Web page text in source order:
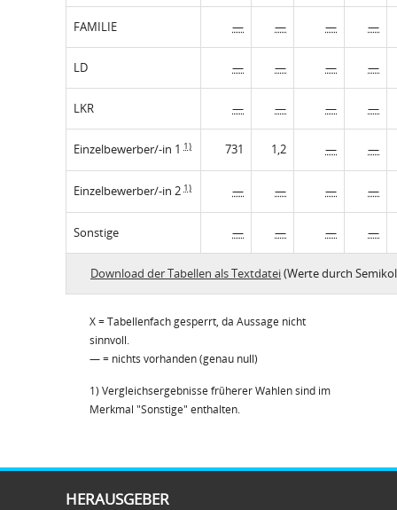
FAMILIE — — — —
LD — — — —
LKR — — — —
Einzelbewerber/-in 1 1) 731 1,2 — —
Einzelbewerber/-in 2 1) — — — —
Sonstige — — — —
Download der Tabellen als Textdatei(Werte durch
X = Tabellenfach gesperrt, da Aussage nicht
sinnvoll.
— = nichts vorhanden (genau null)
1) Vergleichsergebnisse früherer Wahlen sind im
Merkmal "Sonstige" enthalten.
HERAUSGEBER